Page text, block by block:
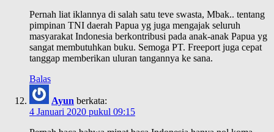
Pernah liat iklannya di salah satu teve swasta, Mbak.. tentang
pimpinan TNI daerah Papua yg juga mengajak seluruh
masyarakat Indonesia berkontribusi pada anak-anak Papua yg
sangat membutuhkan buku. Semoga PT. Freeport juga cepat
tanggap memberikan uluran tangannya ke sana.
Balas
Ayun berkata:
4 Januari 2020 pukul 09:15